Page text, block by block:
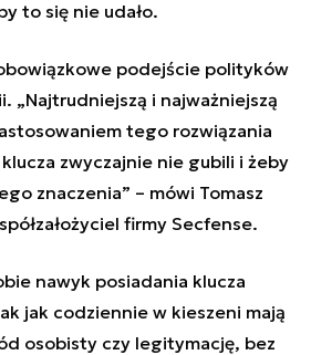
to się nie udało.
podejście polityków
„Najtrudniejszą i najważniejszą
tego rozwiązania
zwyczajnie nie gubili i żeby
znaczenia” – mówi Tomasz
firmy Secfense.
nawyk posiadania klucza
jak codziennie w kieszeni mają
osobisty czy legitymację, bez